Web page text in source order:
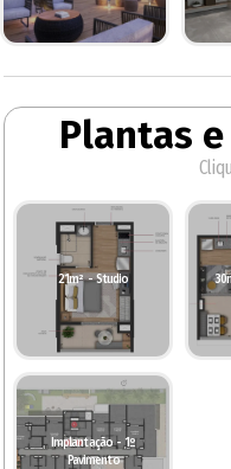
Plantas
21m² - Studio
Implantação - 1º
Pavimento